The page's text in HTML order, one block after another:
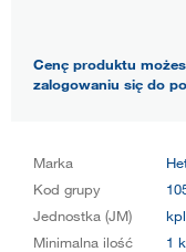
Cenę produktu
zalogowaniu się do
Marka
Kod grupy
Jednostka (JM)
kpl
Minimalna ilość
1